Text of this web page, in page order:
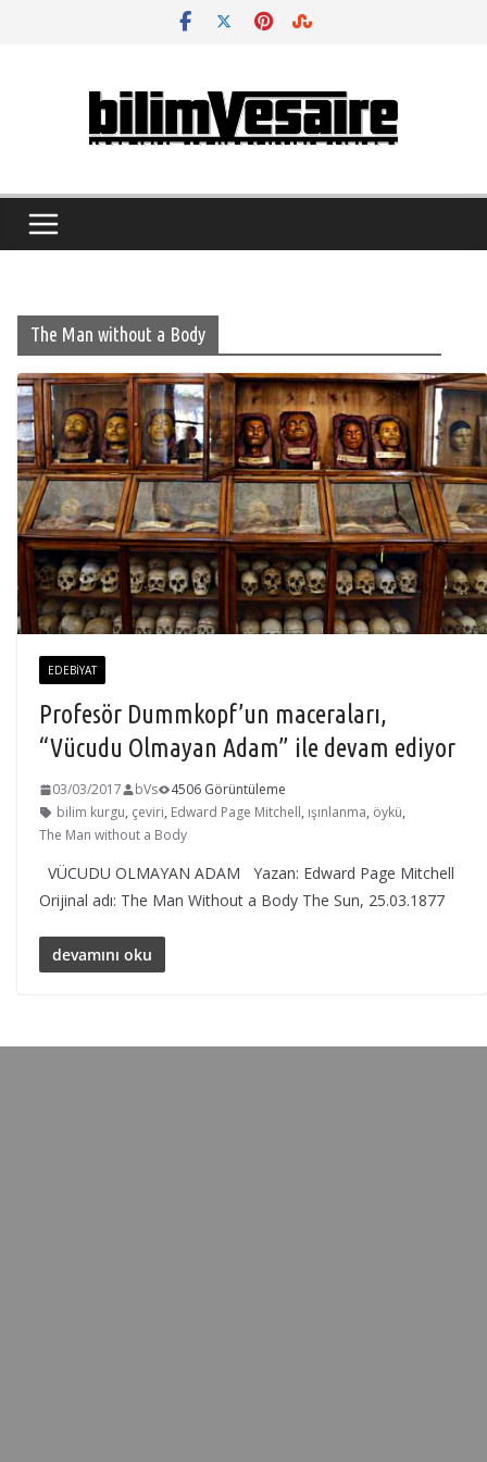
The Man without a Body
EDEBIYAT
Profesör Dummkopf’un maceraları,
“Vücudu Olmayan Adam” ile devam ediyor
03/03/2017 bVs
4506 Görüntüleme
bilim kurgu, çeviri, Edward Page Mitchell, ışınlanma, öykü,
The Man without a Body
VÜCUDU OLMAYAN ADAM Yazan: Edward Page Mitchell
Orijinal adı: The Man Without a Body The Sun, 25.03.1877
devamını oku